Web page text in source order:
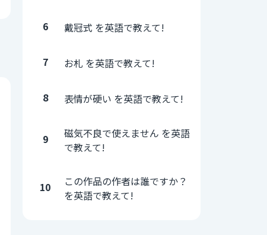
6 戴冠式 を英語で教えて!
7 お札 を英語で教えて!
8 表情が硬い を英語で教えて!
9
磁気不良で使えません を英語
で教えて!
10
この作品の作者は誰ですか？
を英語で教えて!